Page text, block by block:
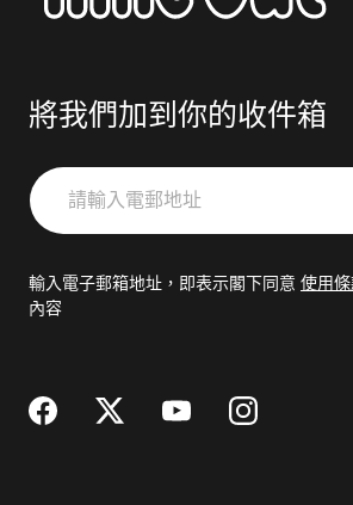
將我們加到你的收件箱
請
輸
郵
輸入電子郵箱地址，即表示閣下同意 使用
內容